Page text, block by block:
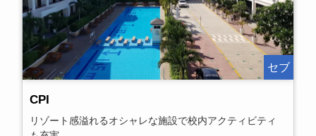
セブ
CPI
リゾート感溢れるオシャレな施設で校内アクティビティ